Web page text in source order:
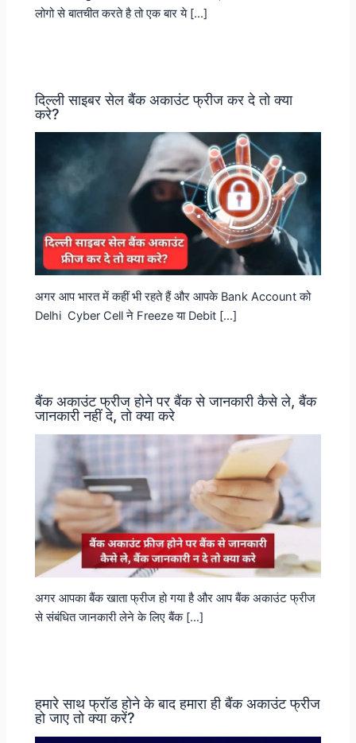
लोगो से बातचीत करते है तो एक बार ये […]
दिल्ली साइबर सेल बैंक अकाउंट फ्रीज कर दे तो क्या
करे?
अगर आप भारत में कहीं भी रहते हैं और आपके Bank Account को
Delhi Cyber Cell ने Freeze या Debit […]
बैंक अकाउंट फ्रीज होने पर बैंक से जानकारी कैसे ले, बैंक
जानकारी नहीं दे, तो क्या करे
अगर आपका बैंक खाता फ्रीज हो गया है और आप बैंक अकाउंट फ्रीज
से संबंधित जानकारी लेने के लिए बैंक […]
हमारे साथ फ्रॉड होने के बाद हमारा ही बैंक अकाउंट फ्रीज
हो जाए तो क्या करें?